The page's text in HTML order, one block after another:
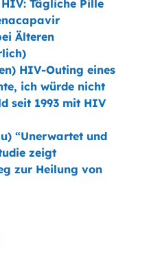
Tägliche Pille
Älteren
HIV-Outing eines
ich würde nicht
seit 1993 mit HIV
“Unerwartet und
zeigt
zur Heilung von